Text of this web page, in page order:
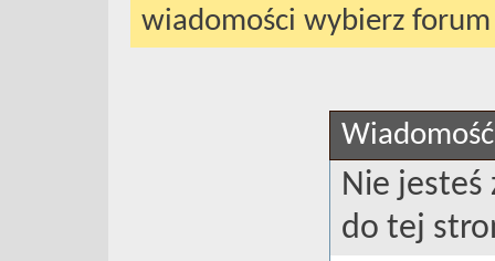
wiadomości wybierz
Wiadomość
Nie jesteś
do tej